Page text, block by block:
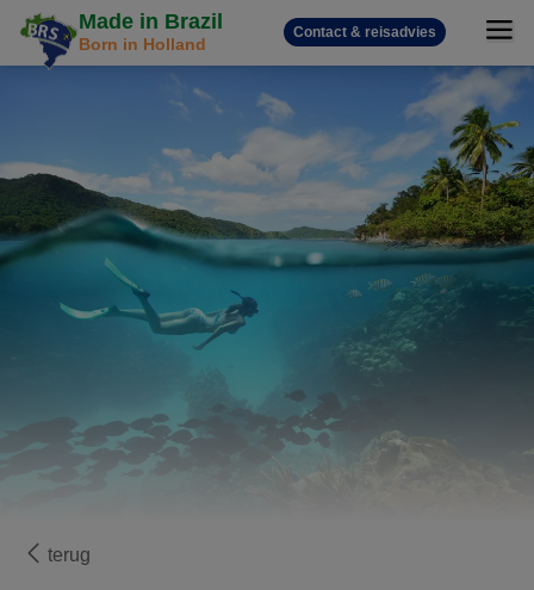
Made in Brazil
Born in Holland
Contact & reisadvies
terug